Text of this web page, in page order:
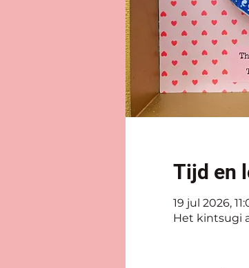
Tijd en
19 jul 2026,
Het kintsugi